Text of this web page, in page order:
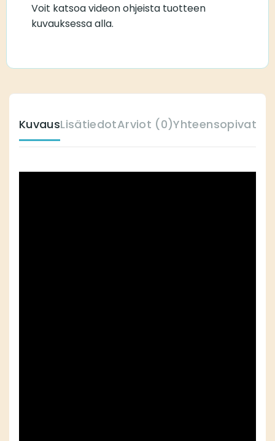
Voit katsoa videon ohjeista tuotteen
kuvauksessa alla.
KuvausLisätiedotArviot (0)Yhteensopivat